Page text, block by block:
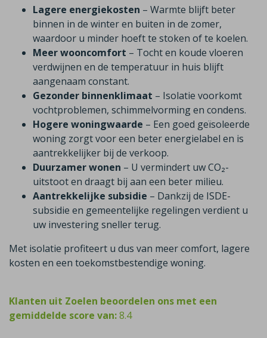
Lagere energiekosten – Warmte blijft beter
binnen in de winter en buiten in de zomer,
waardoor u minder hoeft te stoken of te koelen.
Meer wooncomfort – Tocht en koude vloeren
verdwijnen en de temperatuur in huis blijft
aangenaam constant.
Gezonder binnenklimaat – Isolatie voorkomt
vochtproblemen, schimmelvorming en condens.
Hogere woningwaarde – Een goed geïsoleerde
woning zorgt voor een beter energielabel en is
aantrekkelijker bij de verkoop.
Duurzamer wonen – U vermindert uw CO₂-
uitstoot en draagt bij aan een beter milieu.
Aantrekkelijke subsidie – Dankzij de ISDE-
subsidie en gemeentelijke regelingen verdient u
uw investering sneller terug.
Met isolatie profiteert u dus van meer comfort, lagere
kosten en een toekomstbestendige woning.
Klanten uit Zoelen beoordelen ons met een
gemiddelde score van:8.4